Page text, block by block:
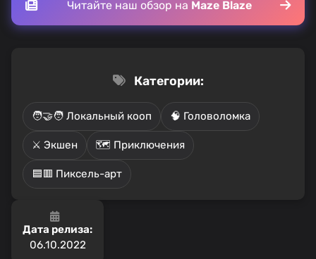
Читайте наш обзор на Maze Blaze
Категории:
🧑‍🤝‍🧑 Локальный кооп 🧠 Головоломка
⚔️ Экшен 🗺️ Приключения
🟦🟥 Пиксель-арт
Дата релиза:
06.10.2022